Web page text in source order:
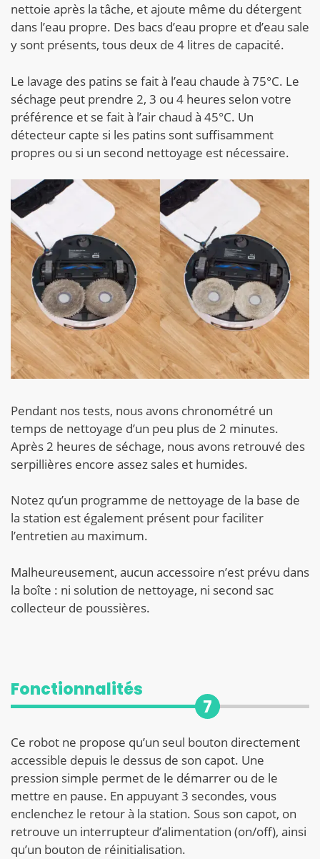
nettoie après la tâche, et ajoute même du détergent
dans l’eau propre. Des bacs d’eau propre et d’eau sale
y sont présents, tous deux de 4 litres de capacité.
Le lavage des patins se fait à l’eau chaude à 75°C. Le
séchage peut prendre 2, 3 ou 4 heures selon votre
préférence et se fait à l’air chaud à 45°C. Un
détecteur capte si les patins sont suffisamment
propres ou si un second nettoyage est nécessaire.
Pendant nos tests, nous avons chronométré un
temps de nettoyage d’un peu plus de 2 minutes.
Après 2 heures de séchage, nous avons retrouvé des
serpillières encore assez sales et humides.
Notez qu’un programme de nettoyage de la base de
la station est également présent pour faciliter
l’entretien au maximum.
Malheureusement, aucun accessoire n’est prévu dans
la boîte : ni solution de nettoyage, ni second sac
collecteur de poussières.
Fonctionnalités
7
Ce robot ne propose qu’un seul bouton directement
accessible depuis le dessus de son capot. Une
pression simple permet de le démarrer ou de le
mettre en pause. En appuyant 3 secondes, vous
enclenchez le retour à la station. Sous son capot, on
retrouve un interrupteur d’alimentation (on/off), ainsi
qu’un bouton de réinitialisation.